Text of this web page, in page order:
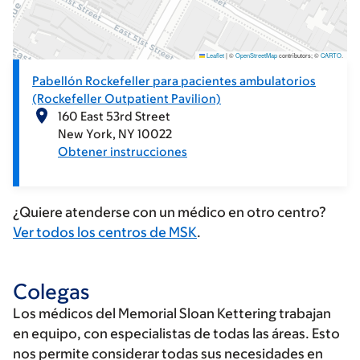
Pabellón Rockefeller para pacientes ambulatorios
(Rockefeller Outpatient Pavilion)
160 East 53rd Street
New York NY 10022
Obtener instrucciones
Leaflet|©OpenStreetMapcontributors; ©CARTO.
¿Quiere atenderse con un médico en otro centro?
Ver todos los centros de MSK.
Colegas
Los médicos del Memorial Sloan Kettering trabajan
en equipo, con especialistas de todas las áreas. Esto
nos permite considerar todas sus necesidades en